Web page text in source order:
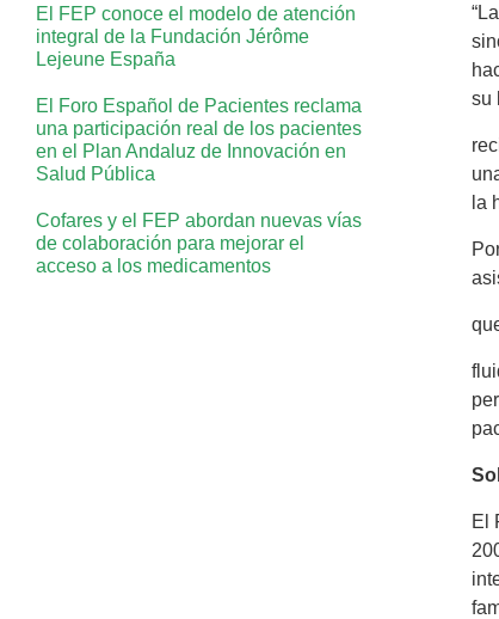
El FEP conoce el modelo de atención
integral de la Fundación Jérôme
Lejeune España
El Foro Español de Pacientes reclama
una participación real de los pacientes
en el Plan Andaluz de Innovación en
Salud Pública
Cofares y el FEP abordan nuevas vías
de colaboración para mejorar el
acceso a los medicamentos
su
la
El